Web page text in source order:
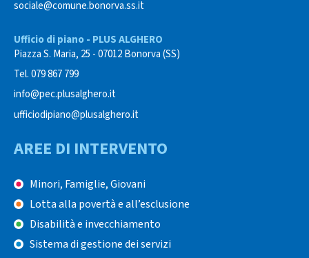
sociale@comune.bonorva.ss.it
Ufficio di piano - PLUS ALGHERO
Piazza S. Maria, 25 - 07012 Bonorva (SS)
Tel. 079 867 799
info@pec.plusalghero.it
ufficiodipiano@plusalghero.it
AREE DI INTERVENTO
Minori, Famiglie, Giovani
Lotta alla povertà e all’esclusione
Disabilità e invecchiamento
Sistema di gestione dei servizi